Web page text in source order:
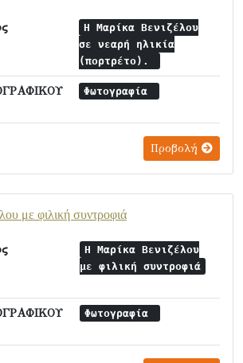
Η Μαρίκα Βενιζέλου
σε νεαρή ηλικία
(πορτρέτο).
Φωτογραφία
Προβολή
με φιλική συντροφιά
Η Μαρίκα Βενιζέλου
με φιλική συντροφιά
Φωτογραφία